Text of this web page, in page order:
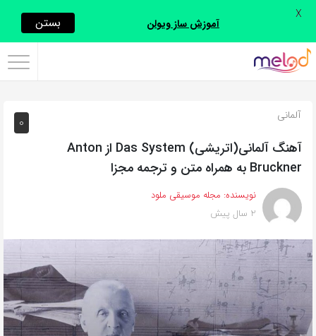
اشتراک
با
روش‌های
زیر
این
صفحه
را
دوستان
به
0 آلمانی
آهنگ آلمانی(اتریشی) Das System از Anton
Bruckner به همراه متن و ترجمه مجزا
نویسنده: مجله موسیقی ملود
2 سال پیش
آموزش ساز ویولن بستن X